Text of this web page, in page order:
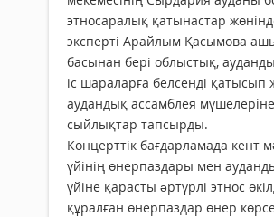
этносаралық қатынастар
эксперті Арайлым Қасымова
басынан бері облыстық,
іс шараларға белсенді қатысып
аудандық ассамблея
сыйлықтар тапсырды.
Концерттік бағдарламада кент
үйінің өнерпаздары мен
үйіне қарасты əртүрлі этнос
құралған өнерпаздар өнер